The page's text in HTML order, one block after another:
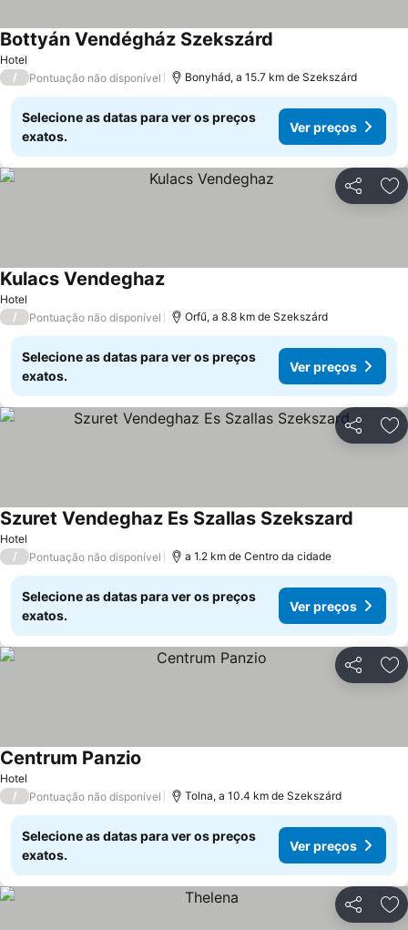
Hotel
Bottyán Vendégház Szekszárd
/ Pontuação não disponível Bonyhád, a 15.7 km de Szekszárd
Selecione as datas para ver os preços
exatos.
Ver preços
Partilhar
Hotel
Kulacs Vendeghaz
/ Pontuação não disponível Orfű, a 8.8 km de Szekszárd
Selecione as datas para ver os preços
exatos.
Ver preços
Partilhar
Hotel
Szuret Vendeghaz Es Szallas Szekszard
/ Pontuação não disponível a 1.2 km de Centro da cidade
Selecione as datas para ver os preços
exatos.
Ver preços
Partilhar
Hotel
Centrum Panzio
/ Pontuação não disponível Tolna, a 10.4 km de Szekszárd
Selecione as datas para ver os preços
exatos.
Ver preços
Partilhar